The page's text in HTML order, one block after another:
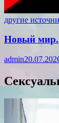
другие
Новый мир.
admin